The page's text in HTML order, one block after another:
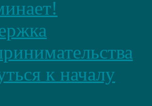
к началу